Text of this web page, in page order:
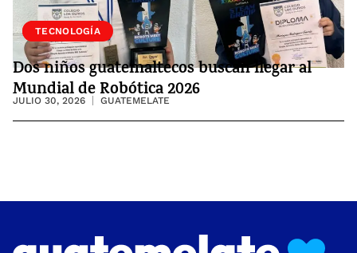
SOCIEDAD
TECNOLOGÍA
Dos niños guatemaltecos buscan llegar al
Mundial de Robótica 2026
JULIO 30, 2026 GUATEMELATE